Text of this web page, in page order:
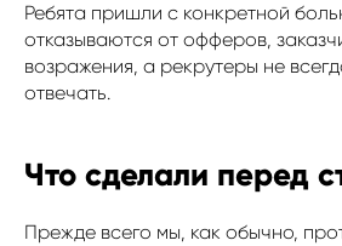
Ребята пришли с конкретной
отказываются от офферов,
возражения, а рекрутеры не
отвечать.
Что сделали перед
Прежде всего мы, как обычно,